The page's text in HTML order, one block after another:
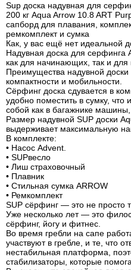
Sup доска надувная для
200 кг Aqua Arrow 10.8 ART
сапборд для плавания,
ремкомплект и сумка
Как, у вас ещё нет идеальной
Надувная доска для серфинга
как для начинающих, так и
Преимущества надувной доски
компактности и мобильности.
Сёрфинг доска сдувается в
удобно поместить в сумку, что
собой как в багажнике
Размер надувной SUP доски
выдерживает максимальную
В комплекте:
• Насос Advent.
• SUPвесло
• Лиш страховочный
• Плавник
• Стильная сумка ARROW
• Ремкомплект
SUP сёрфинг — это не просто
Уже несколько лет — это
сёрфинг, йогу и фитнес.
Во время гребли на сапе
участвуют в гребле, и те, что
нестабильная платформа,
стабилизаторы, которые